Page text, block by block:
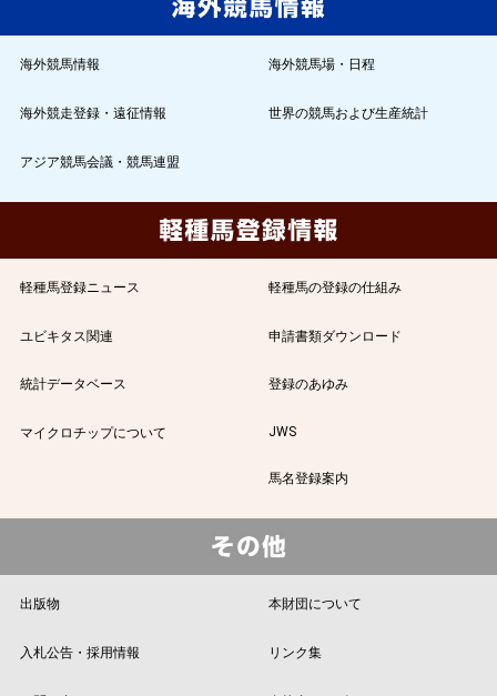
海外競馬情報 海外競馬場・日程
海外競走登録・遠征情報 世界の競馬および生産統計
アジア競馬会議・競馬連盟
軽種馬登録ニュース 軽種馬の登録の仕組み
ユビキタス関連 申請書類ダウンロード
統計データベース 登録のあゆみ
マイクロチップについて JWS
馬名登録案内
出版物 本財団について
入札公告・採用情報 リンク集